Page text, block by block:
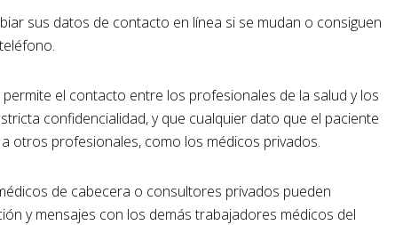
sus datos de contacto en línea si se mudan o consiguen
el contacto entre los profesionales de la salud y los
confidencialidad, y que cualquier dato que el paciente
otros profesionales, como los médicos privados.
de cabecera o consultores privados pueden
y mensajes con los demás trabajadores médicos del